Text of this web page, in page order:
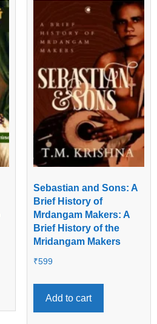
Sebastian and Sons: A
Brief History of
Mrdangam Makers: A
Brief History of the
Mridangam Makers
₹599
Add to cart